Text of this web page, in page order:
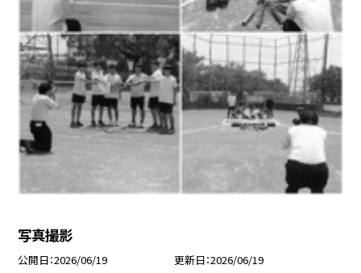
写真撮影
公開日 2026/06/19 更新日 2026/06/19